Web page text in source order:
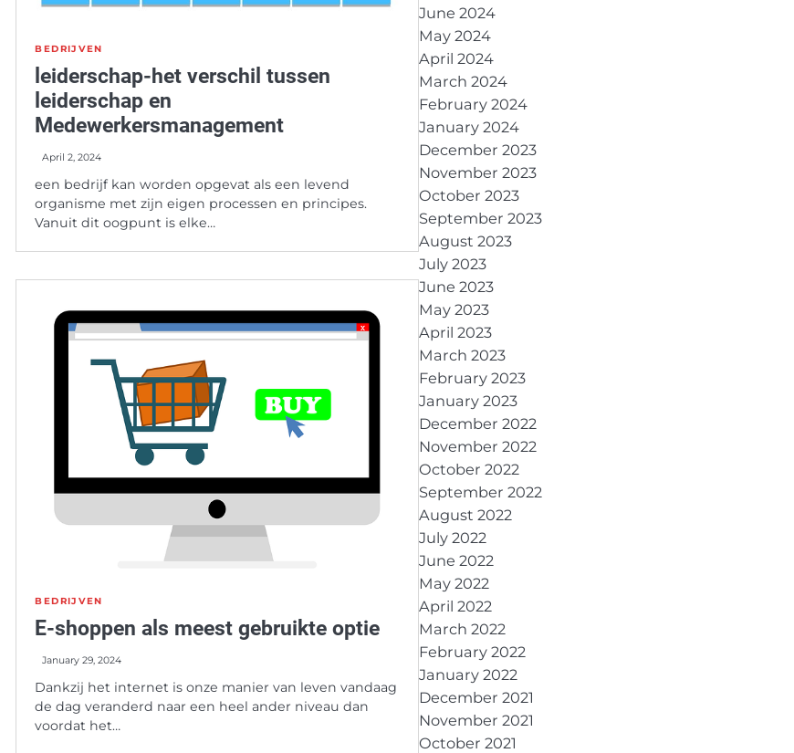
BEDRIJVEN
leiderschap-het verschil tussen
leiderschap en
Medewerkersmanagement
April 2, 2024
een bedrijf kan worden opgevat als een levend
organisme met zijn eigen processen en principes.
Vanuit dit oogpunt is elke…
BEDRIJVEN
E-shoppen als meest gebruikte optie
January 29, 2024
Dankzij het internet is onze manier van leven vandaag
de dag veranderd naar een heel ander niveau dan
voordat het…
June 2024
May 2024
April 2024
March 2024
February 2024
January 2024
December 2023
November 2023
October 2023
September 2023
August 2023
July 2023
June 2023
May 2023
April 2023
March 2023
February 2023
January 2023
December 2022
November 2022
October 2022
September 2022
August 2022
July 2022
June 2022
May 2022
April 2022
March 2022
February 2022
January 2022
December 2021
November 2021
October 2021